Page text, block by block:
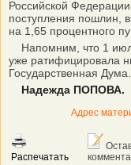
Российской
поступления пошлин,
на 1,65 процентного
Напомним, что 1
уже ратифицировала
Государственная Дума.
Надежда ПОПОВА.
Адрес
Распечатать